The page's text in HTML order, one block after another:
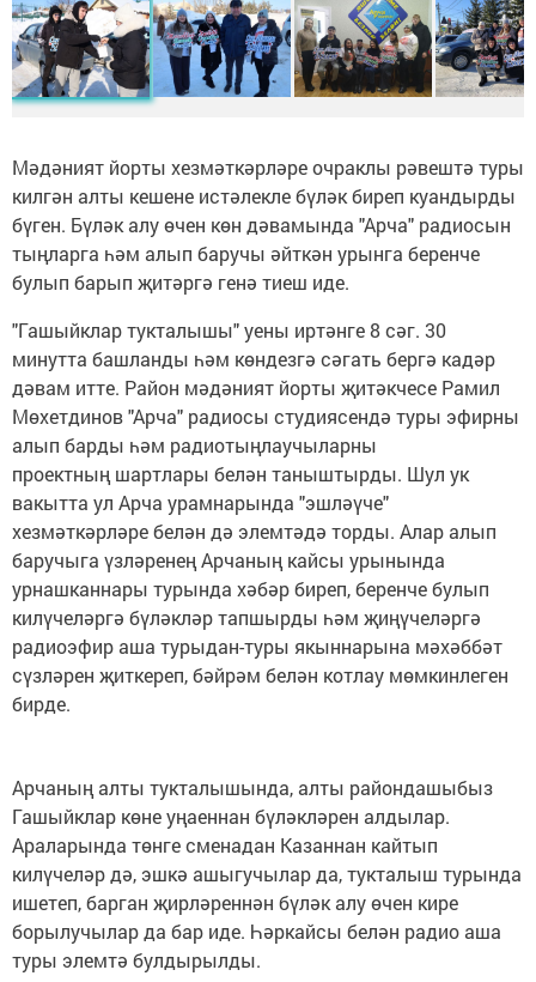
Мәдәният йорты хезмәткәрләре очраклы рәвештә туры
килгән алты кешене истәлекле бүләк биреп куандырды
бүген. Бүләк алу өчен көн дәвамында "Арча" радиосын
тыңларга һәм алып баручы әйткән урынга беренче
булып барып җитәргә генә тиеш иде.
"Гашыйклар тукталышы" уены иртәнге 8 сәг. 30
минутта башланды һәм көндезгә сәгать бергә кадәр
дәвам итте. Район мәдәният йорты җитәкчесе Рамил
Мөхетдинов "Арча" радиосы студиясендә туры эфирны
алып барды һәм радиотыңлаучыларны
проектның шартлары белән таныштырды. Шул ук
вакытта ул Арча урамнарында "эшләүче"
хезмәткәрләре белән дә элемтәдә торды. Алар алып
баручыга үзләренең Арчаның кайсы урынында
урнашканнары турында хәбәр биреп, беренче булып
килүчеләргә бүләкләр тапшырды һәм җиңүчеләргә
радиоэфир аша турыдан-туры якыннарына мәхәббәт
сүзләрен җиткереп, бәйрәм белән котлау мөмкинлеген
бирде.
Арчаның алты тукталышында, алты райондашыбыз
Гашыйклар көне уңаеннан бүләкләрен алдылар.
Араларында төнге сменадан Казаннан кайтып
килүчеләр дә, эшкә ашыгучылар да, тукталыш турында
ишетеп, барган җирләреннән бүләк алу өчен кире
борылучылар да бар иде. Һәркайсы белән радио аша
туры элемтә булдырылды.